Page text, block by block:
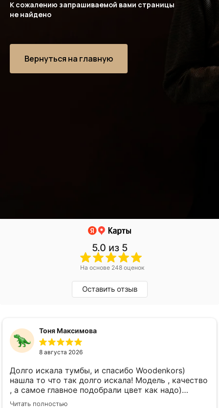
К сожалению запрашиваемой вами страницы
не найдено
Вернуться на главную
5.0 из 5
На основе 248 оценок
Оставить отзыв
Тоня Максимова
8 августа 2026
Долго искала тумбы, и спасибо Woodenkors)
нашла то что так долго искала! Модель , качество
, а самое главное подобрали цвет как надо)
спасибо большое! Отдельное спасибо Виктору!
Читать полностью